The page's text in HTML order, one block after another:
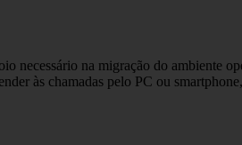
necessário na migração do ambiente
às chamadas pelo PC ou